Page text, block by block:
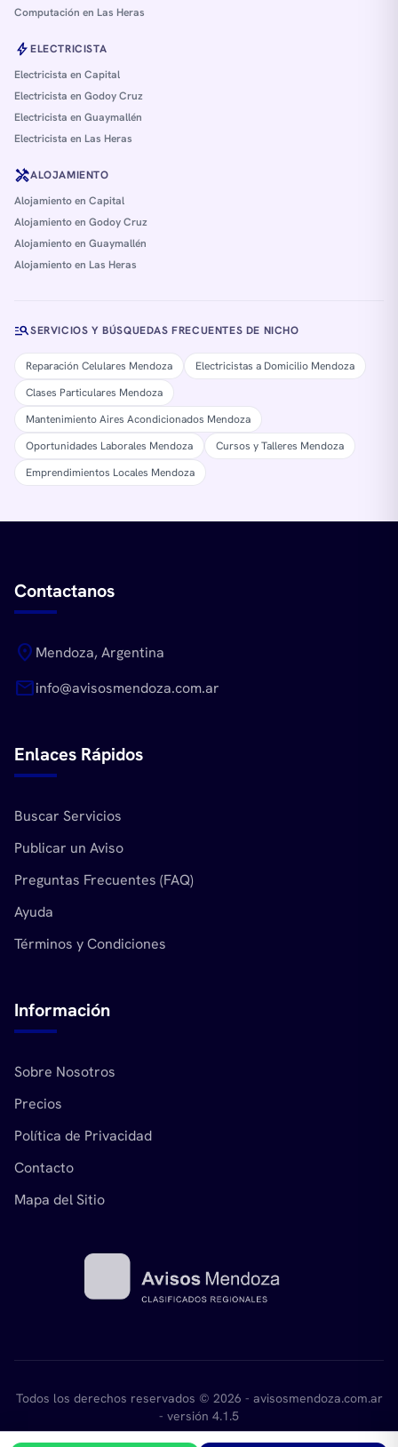
Computación en Las Heras
boltELECTRICISTA
Electricista en Capital
Electricista en Godoy Cruz
Electricista en Guaymallén
Electricista en Las Heras
handymanALOJAMIENTO
Alojamiento en Capital
Alojamiento en Godoy Cruz
Alojamiento en Guaymallén
Alojamiento en Las Heras
manage_searchSERVICIOS Y BÚSQUEDAS FRECUENTES DE NICHO
Reparación Celulares Mendoza
Electricistas a Domicilio Mendoza
Clases Particulares Mendoza
Mantenimiento Aires Acondicionados Mendoza
Oportunidades Laborales Mendoza
Cursos y Talleres Mendoza
Emprendimientos Locales Mendoza
Contactanos
location_on Mendoza, Argentina
mailinfo@avisosmendoza.com.ar
Enlaces Rápidos
Buscar Servicios
Publicar un Aviso
Preguntas Frecuentes (FAQ)
Ayuda
Términos y Condiciones
Información
Sobre Nosotros
Precios
Política de Privacidad
Contacto
Mapa del Sitio
Todos los derechos reservados © 2026 - avisosmendoza.com.ar
- versión 4.1.5
Desarrollado pormikant.com.ar